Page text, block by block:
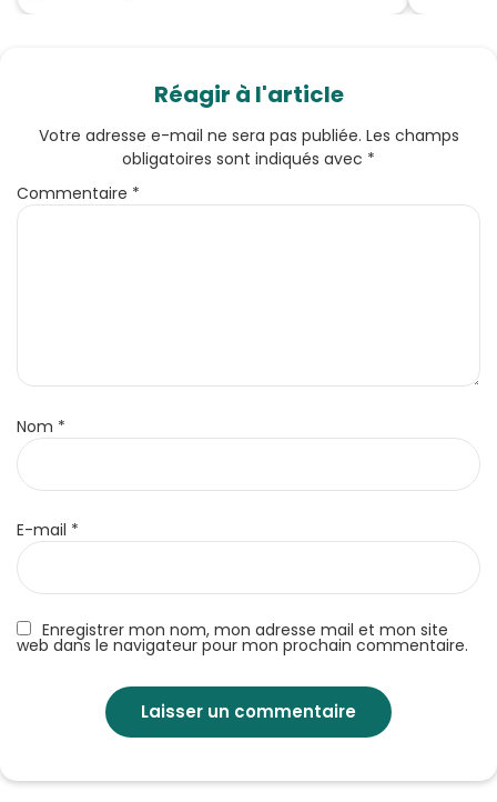
Réagir à l'article
Enregistrer mon nom, mon adresse mail et mon site
web dans le navigateur pour mon prochain commentaire.
Votre adresse e-mail ne sera pas publiée. Les champs
obligatoires sont indiqués avec *
Commentaire *
Nom *
E-mail *